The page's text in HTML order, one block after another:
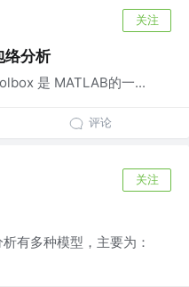
关注
分析
是 MATLAB的一...
评论
关注
有多种模型，主要为：